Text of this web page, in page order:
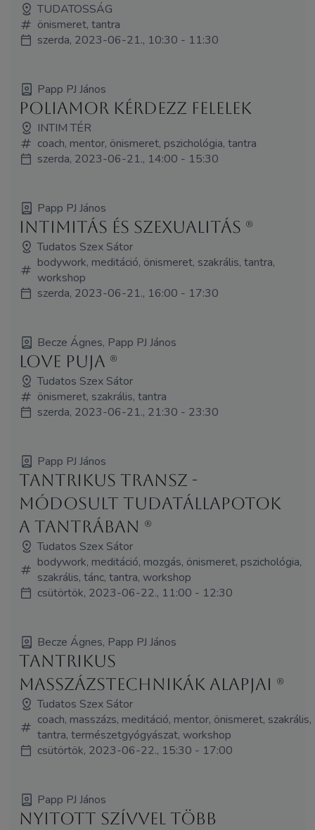
TUDATOSSÁG
önismeret, tantra
szerda, 2023-06-21., 10:30 - 11:30
Papp PJ János
Poliamor kérdezz felelek
INTIM TÉR
coach, mentor, önismeret, pszichológia, tantra
szerda, 2023-06-21., 14:00 - 15:30
Papp PJ János
Intimitás és szexualitás (R)
Tudatos Szex Sátor
bodywork, meditáció, önismeret, szakrális, tantra,
workshop
szerda, 2023-06-21., 16:00 - 17:30
Becze Ágnes, Papp PJ János
Love puja (R)
Tudatos Szex Sátor
önismeret, szakrális, tantra
szerda, 2023-06-21., 21:30 - 23:30
Papp PJ János
Tantrikus transz -
Módosult tudatállapotok
a tantrában (R)
Tudatos Szex Sátor
bodywork, meditáció, mozgás, önismeret, pszichológia,
szakrális, tánc, tantra, workshop
csütörtök, 2023-06-22., 11:00 - 12:30
Becze Ágnes, Papp PJ János
Tantrikus
masszázstechnikák alapjai (R)
Tudatos Szex Sátor
coach, masszázs, meditáció, mentor, önismeret, szakrális,
tantra, természetgyógyászat, workshop
csütörtök, 2023-06-22., 15:30 - 17:00
Papp PJ János
Nyitott szívvel több